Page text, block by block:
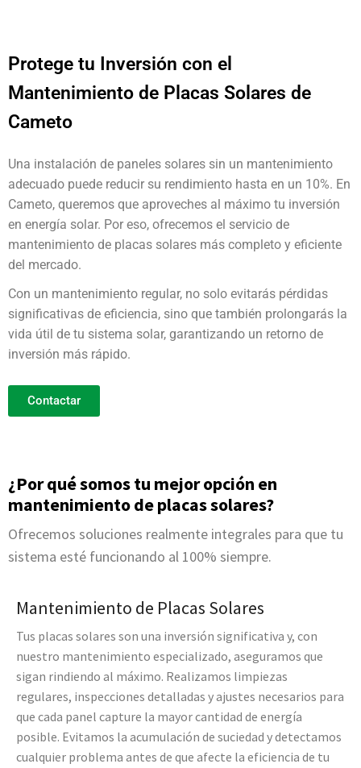
Protege tu Inversión con el
Mantenimiento de Placas Solares de
Cameto
Una instalación de paneles solares sin un mantenimiento
adecuado puede reducir su rendimiento hasta en un 10%. En
Cameto, queremos que aproveches al máximo tu inversión
en energía solar. Por eso, ofrecemos el servicio de
mantenimiento de placas solares más completo y eficiente
del mercado.
Con un mantenimiento regular, no solo evitarás pérdidas
significativas de eficiencia, sino que también prolongarás la
vida útil de tu sistema solar, garantizando un retorno de
inversión más rápido.
Contactar
¿Por qué somos tu mejor opción en
mantenimiento de placas solares?
Ofrecemos soluciones realmente integrales para que tu
sistema esté funcionando al 100% siempre.
Mantenimiento de Placas Solares
Tus placas solares son una inversión significativa y, con
nuestro mantenimiento especializado, aseguramos que
sigan rindiendo al máximo. Realizamos limpiezas
regulares, inspecciones detalladas y ajustes necesarios para
que cada panel capture la mayor cantidad de energía
posible. Evitamos la acumulación de suciedad y detectamos
cualquier problema antes de que afecte la eficiencia de tu